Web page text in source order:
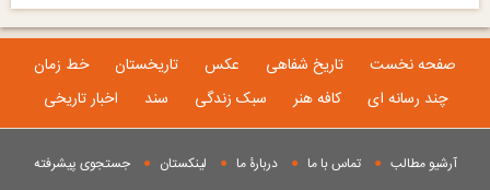
صفحه نخست تاریخ شفاهی عکس تاریخستان
خط زمان
چند رسانه ای
کافه هنر سبک زندگی سند اخبار تاریخی
آرشیو مطالب تماس با ما دربارۀ ما لینکستان جستجوی پيشرفته